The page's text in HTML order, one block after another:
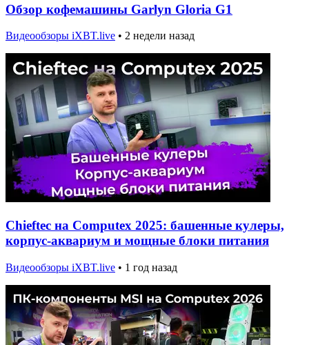
Обзор кофемашины Garlyn Gloria G1
Видеообзоры iXBT.live • 2 недели назад
Chieftec на Computex 2025: башенные кулеры,
корпус-аквариум и мощные блоки питания
Видеообзоры iXBT.live • 1 год назад